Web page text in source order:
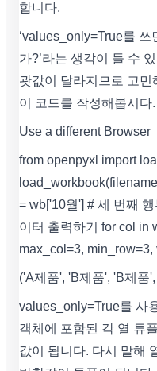
합니다.
‘values_only=True를
가?’라는 생각이 들 수
괏값이 달라지므로 고
이 코드를 작성해봅시다.
Use a different Browser
from openpyxl import
= wb['10월'] # 세 번째
이터 출력하기 for col in
max_col=3,
('A제품', 'B제품', 'B제품
values_only=True를 사
객체에 포함된 각 열 튜
값이 됩니다. 다시 말해